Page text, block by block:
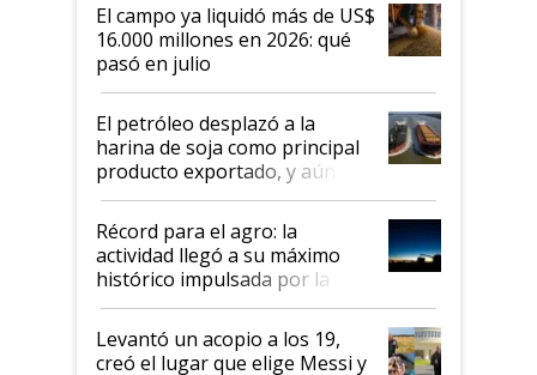
El campo ya liquidó más de US$
16.000 millones en 2026: qué
pasó en julio
El petróleo desplazó a la
harina de soja como principal
producto exportado, y aún así
el agro aportó casi seis de cada
diez dólares y sostuvo el
liderazgo en un semestre
récord
Récord para el agro: la
actividad llegó a su máximo
histórico impulsada por la
cosecha y las exportaciones
Levantó un acopio a los 19,
creó el lugar que elige Messi y